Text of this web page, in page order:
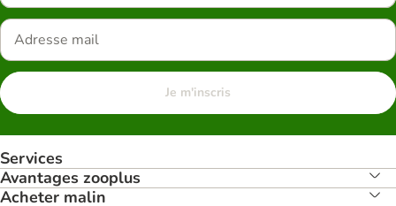
Je m'inscris
Services
Avantages zooplus
Acheter malin